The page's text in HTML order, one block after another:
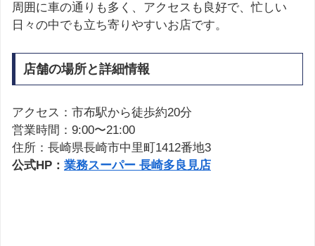
周囲に車の通りも多く、アクセスも良好で、忙しい
日々の中でも立ち寄りやすいお店です。
店舗の場所と詳細情報
アクセス：市布駅から徒歩約20分
営業時間：9:00〜21:00
住所：長崎県長崎市中里町1412番地3
公式HP： 業務スーパー 長崎多良見店